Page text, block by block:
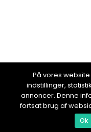
På vores
indstillinger,
annoncer. Denne
fortsat brug af
Ok